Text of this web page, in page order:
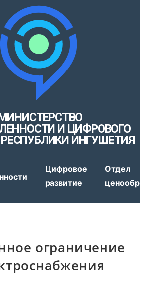
МИНИСТЕРСТВО
И ЦИФРОВОГО
РЕСПУБЛИКИ ИНГУШЕТИЯ
Цифровое
развитие
Отдел
ограничение